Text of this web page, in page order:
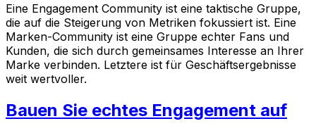
Eine Engagement Community ist eine taktische Gruppe,
die auf die Steigerung von Metriken fokussiert ist. Eine
Marken-Community ist eine Gruppe echter Fans und
Kunden, die sich durch gemeinsames Interesse an Ihrer
Marke verbinden. Letztere ist für Geschäftsergebnisse
weit wertvoller.
Bauen Sie echtes Engagement auf